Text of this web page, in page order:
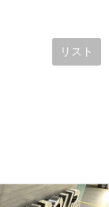
リスト